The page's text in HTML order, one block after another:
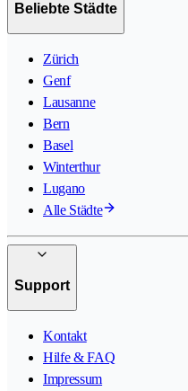
Beliebte Städte
Zürich
Genf
Lausanne
Bern
Basel
Winterthur
Lugano
Alle Städte
Support
Kontakt
Hilfe & FAQ
Impressum